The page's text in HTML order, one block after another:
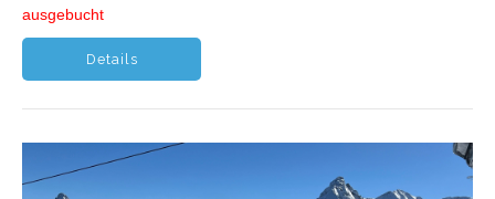
ausgebucht
Details